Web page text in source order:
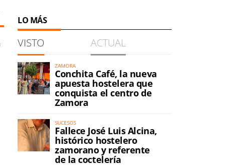
LO MÁS
VISTO ACTUAL
ZAMORA
Conchita Café, la nueva
apuesta hostelera que
conquista el centro de
Zamora
SUCESOS
Fallece José Luis Alcina,
histórico hostelero
zamorano y referente
de la coctelería